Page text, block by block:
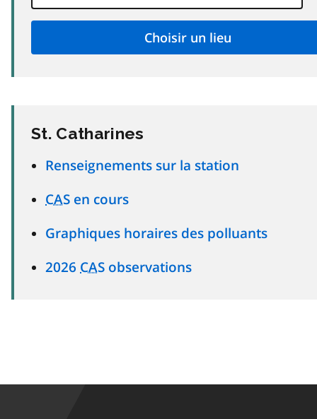
St. Catharines
Renseignements sur la station
CAS en cours
Graphiques horaires des polluants
2026 CAS observations